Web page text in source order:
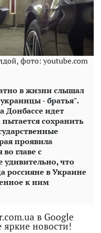
фото: youtube.com
в жизни слышал
- братья".
Донбассе идет
сохранить
проявила
главе с
что
россияне в Украине
к ним
в Google
яркие новости!